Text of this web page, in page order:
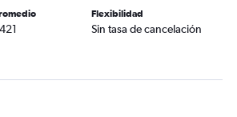
Flexibilidad
Sin tasa de cancelación